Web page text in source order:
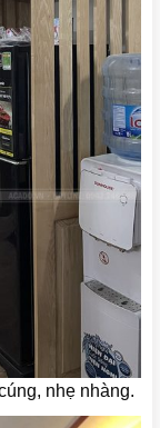
nhẹ nhàng.